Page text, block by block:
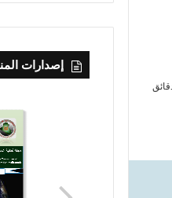
إصدارات